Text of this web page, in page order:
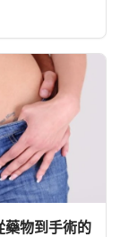
藥物到手術的